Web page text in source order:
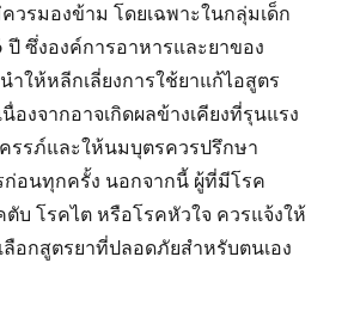
วรมองข้าม โดยเฉพาะในกลุ่มเด็ก
ปี ซึ่งองค์การอาหารและยาของ
ำให้หลีกเลี่ยงการใช้ยาแก้ไอสูตร
องจากอาจเกิดผลข้างเคียงที่รุนแรง
รรภ์และให้นมบุตรควรปรึกษา
อนทุกครั้ง นอกจากนี้ ผู้ที่มีโรค
ตับ โรคไต หรือโรคหัวใจ ควรแจ้งให้
ลือกสูตรยาที่ปลอดภัยสำหรับตนเอง